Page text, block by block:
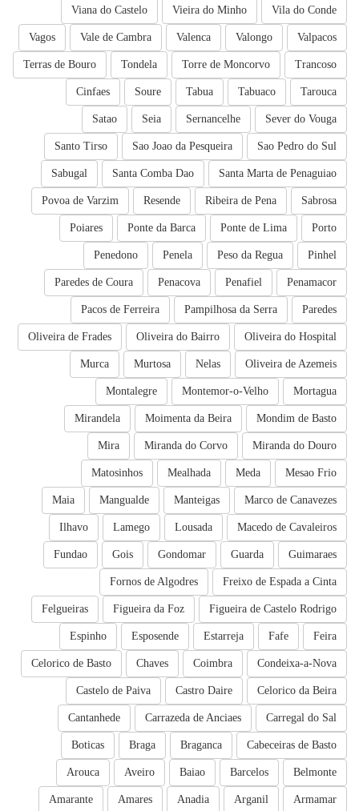
Vila do Conde
Vieira do Minho
Viana do Castelo
Valpacos
Valongo
Valenca
Vale de Cambra
Vagos
Trancoso
Torre de Moncorvo
Tondela
Terras de Bouro
Tarouca
Tabuaco
Tabua
Soure
Cinfaes
Sever do Vouga
Sernancelhe
Seia
Satao
Sao Pedro do Sul
Sao Joao da Pesqueira
Santo Tirso
Santa Marta de Penaguiao
Santa Comba Dao
Sabugal
Sabrosa
Ribeira de Pena
Resende
Povoa de Varzim
Porto
Ponte de Lima
Ponte da Barca
Poiares
Pinhel
Peso da Regua
Penela
Penedono
Penamacor
Penafiel
Penacova
Paredes de Coura
Paredes
Pampilhosa da Serra
Pacos de Ferreira
Oliveira do Hospital
Oliveira do Bairro
Oliveira de Frades
Oliveira de Azemeis
Nelas
Murtosa
Murca
Mortagua
Montemor-o-Velho
Montalegre
Mondim de Basto
Moimenta da Beira
Mirandela
Miranda do Douro
Miranda do Corvo
Mira
Mesao Frio
Meda
Mealhada
Matosinhos
Marco de Canavezes
Manteigas
Mangualde
Maia
Macedo de Cavaleiros
Lousada
Lamego
Ilhavo
Guimaraes
Guarda
Gondomar
Gois
Fundao
Freixo de Espada a Cinta
Fornos de Algodres
Figueira de Castelo Rodrigo
Figueira da Foz
Felgueiras
Feira
Fafe
Estarreja
Esposende
Espinho
Condeixa-a-Nova
Coimbra
Chaves
Celorico de Basto
Celorico da Beira
Castro Daire
Castelo de Paiva
Carregal do Sal
Carrazeda de Anciaes
Cantanhede
Cabeceiras de Basto
Braganca
Braga
Boticas
Belmonte
Barcelos
Baiao
Aveiro
Arouca
Armamar
Arganil
Anadia
Amares
Amarante